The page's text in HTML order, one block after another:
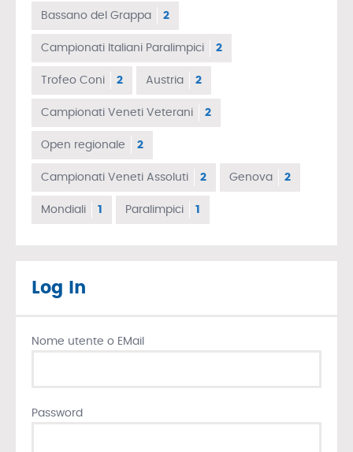
Bassano del Grappa 2
Campionati Italiani Paralimpici 2
Trofeo Coni 2 Austria 2
Campionati Veneti Veterani 2
Open regionale 2
Campionati Veneti Assoluti 2 Genova 2
Mondiali 1 Paralimpici 1
Log In
Nome utente o EMail
Password